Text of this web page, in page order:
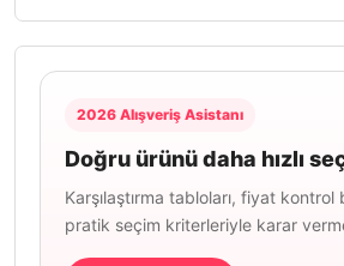
2026 Alışveriş Asistanı
Doğru ürünü daha hızlı
Karşılaştırma tabloları, fiyat kontrol
pratik seçim kriterleriyle karar